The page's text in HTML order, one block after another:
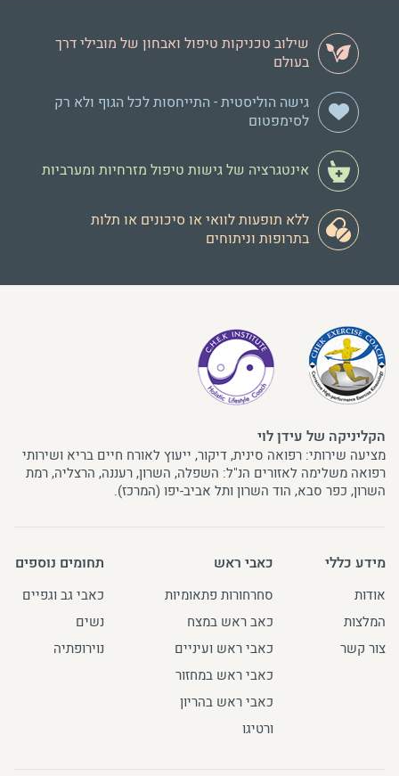
שילוב טכניקות טיפול ואבחון של מובילי דרך
בעולם
גישה הוליסטית - התייחסות לכל הגוף ולא רק
לסימפטום
אינטגרציה של גישות טיפול מזרחיות ומערביות
ללא תופעות לוואי או סיכונים או תלות
בתרופות וניתוחים
הקליניקה של עידן לוי
מציעה שירותי: רפואה סינית, דיקור, ייעוץ לאורח חיים בריא ושירותי
רפואה משלימה לאזורים הנ"ל: השפלה, השרון, רעננה, הרצליה, רמת
השרון, כפר סבא, הוד השרון ותל אביב-יפו (המרכז).
מידע כללי
אודות
המלצות
צור קשר
כאבי ראש
סחרחורות פתאומיות
כאב ראש במצח
כאבי ראש ועיניים
כאבי ראש במחזור
כאבי ראש בהריון
ורטיגו
תחומים נוספים
כאבי גב וגפיים
נשים
נוירופתיה